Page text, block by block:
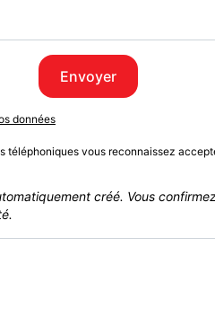
Envoyer
données
téléphoniques vous reconnaissez
créé. Vous